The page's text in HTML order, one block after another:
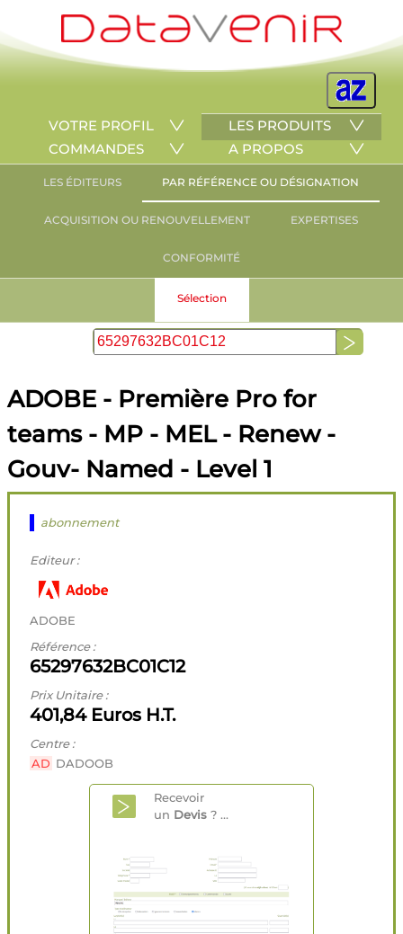
VOTRE PROFIL
LES PRODUITS
COMMANDES
A PROPOS
LES ÉDITEURS PAR RÉFÉRENCE OU DÉSIGNATION
ACQUISITION OU RENOUVELLEMENT EXPERTISES
CONFORMITÉ
Sélection
ADOBE - Première Pro for
teams - MP - MEL - Renew -
Gouv- Named - Level 1
abonnement
Editeur :
ADOBE
Référence :
65297632BC01C12
Prix Unitaire :
401,84 Euros H.T.
Centre :
AD DADOOB
Recevoir
un Devis ? ...